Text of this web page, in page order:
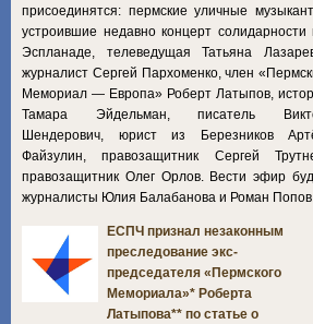
присоединятся: пермские уличные
устроившие недавно концерт солидарности
Эспланаде, телеведущая Татьяна
журналист Сергей Пархоменко, член
Мемориал — Европа» Роберт Латыпов,
Тамара Эйдельман, писатель
Шендерович, юрист из Березников
Файзулин, правозащитник Сергей
правозащитник Олег Орлов. Вести эфир
журналисты Юлия Балабанова и Роман
ЕСПЧ признал незаконным
преследование экс-
председателя «Пермского
Мемориала»* Роберта
Латыпова** по статье о